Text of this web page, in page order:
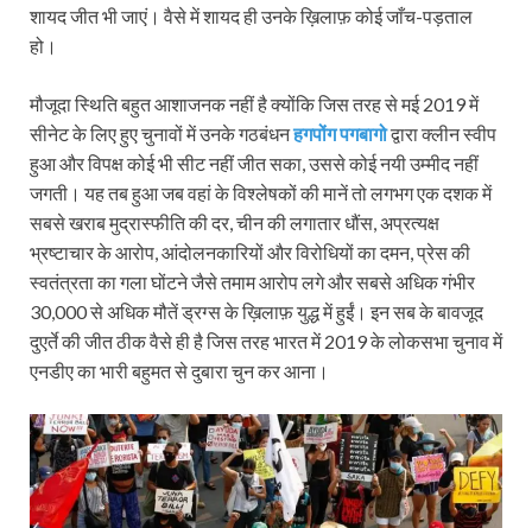
शायद जीत भी जाएं। वैसे में शायद ही उनके ख़िलाफ़ कोई जाँच-पड़ताल
हो।
मौजूदा स्थिति बहुत आशाजनक नहीं है क्योंकि जिस तरह से मई 2019 में
सीनेट के लिए हुए चुनावों में उनके गठबंधनहगपोंग पगबागोद्वारा क्लीन स्वीप
हुआ और विपक्ष कोई भी सीट नहीं जीत सका, उससे कोई नयी उम्मीद नहीं
जगती। यह तब हुआ जब वहां के विश्लेषकों की मानें तो लगभग एक दशक में
सबसे खराब मुद्रास्फीति की दर, चीन की लगातार धौंस, अप्रत्यक्ष
भ्रष्टाचार के आरोप, आंदोलनकारियों और विरोधियों का दमन, प्रेस की
स्वतंत्रता का गला घोंटने जैसे तमाम आरोप लगे और सबसे अधिक गंभीर
30,000 से अधिक मौतें ड्रग्स के ख़िलाफ़ युद्ध में हुईं। इन सब के बावजूद
दुएर्ते की जीत ठीक वैसे ही है जिस तरह भारत में 2019 के लोकसभा चुनाव में
एनडीए का भारी बहुमत से दुबारा चुन कर आना।